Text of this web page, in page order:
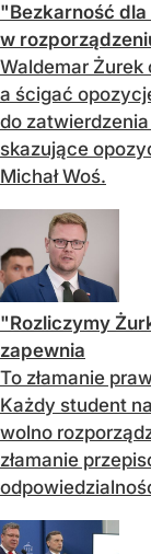
"Bezkarność dla
w
Waldemar
a ścigać
do
skazujące
Michał Woś.
"Rozliczymy
zapewnia
To złamanie
Każdy student
wolno
złamanie